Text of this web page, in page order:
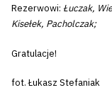
Rezerwowi: Łuczak,
Kisełek, Pacholczak;
Gratulacje!
fot. Łukasz Stefaniak